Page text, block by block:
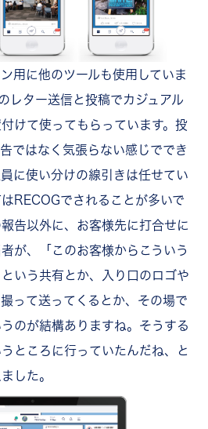
用に他のツールも使用していま
レター送信と投稿でカジュアル
けて使ってもらっています。投
ではなく気張らない感じででき
に使い分けの線引きは任せてい
RECOGでされることが多いで
告以外に、お客様先に打合せに
が、「このお客様からこういう
いう共有とか、入り口のロゴや
って送ってくるとか、その場で
のが結構ありますね。そうする
ところに行っていたんだね、と
した。